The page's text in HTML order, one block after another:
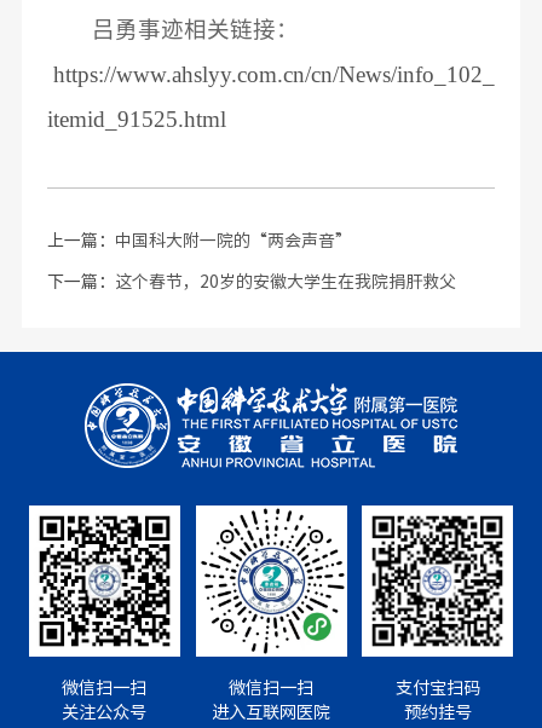
吕勇事迹相关链接：
https://www.ahslyy.com.cn/cn/News/info_102_
itemid_91525.html
上一篇： 中国科大附一院的“两会声音”
下一篇： 这个春节，20岁的安徽大学生在我院捐肝救父
微信扫一扫
关注公众号
微信扫一扫
进入互联网医院
支付宝扫码
预约挂号